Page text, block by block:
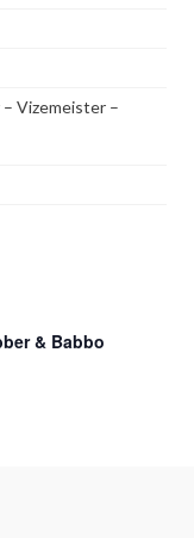
Vizemeister –
& Babbo